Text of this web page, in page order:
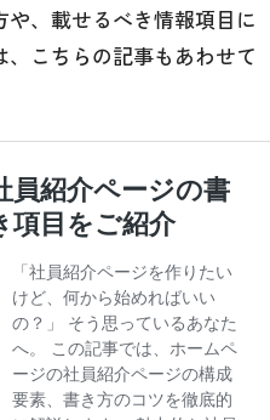
、載せるべき情報項目に
こちらの記事もあわせて